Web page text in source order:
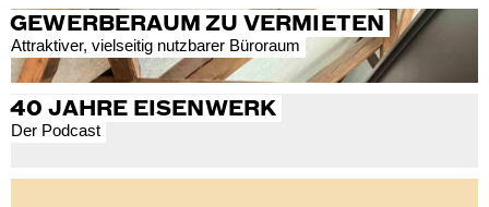
GEWERBERAUM ZU VERMIETEN
Attraktiver, vielseitig nutzbarer Büroraum
40 JAHRE EISENWERK
Der Podcast